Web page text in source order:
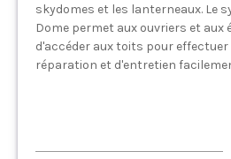
skydomes et les lanterneaux. Le
Dome permet aux ouvriers et aux
d'accéder aux toits pour effectuer
réparation et d'entretien